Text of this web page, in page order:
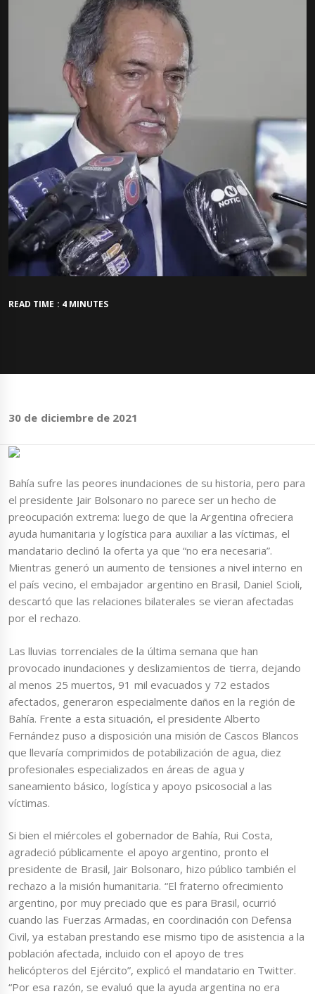
READ TIME : 4 MINUTES
30 de diciembre de 2021
Bahía sufre las peores inundaciones de su historia, pero para
el presidente Jair Bolsonaro no parece ser un hecho de
preocupación extrema: luego de que la Argentina ofreciera
ayuda humanitaria y logística para auxiliar a las víctimas, el
mandatario declinó la oferta ya que “no era necesaria”.
Mientras generó un aumento de tensiones a nivel interno en
el país vecino, el embajador argentino en Brasil, Daniel Scioli,
descartó que las relaciones bilaterales se vieran afectadas
por el rechazo.
Las lluvias torrenciales de la última semana que han
provocado inundaciones y deslizamientos de tierra, dejando
al menos 25 muertos, 91 mil evacuados y 72 estados
afectados, generaron especialmente daños en la región de
Bahía. Frente a esta situación, el presidente Alberto
Fernández puso a disposición una misión de Cascos Blancos
que llevaría comprimidos de potabilización de agua, diez
profesionales especializados en áreas de agua y
saneamiento básico, logística y apoyo psicosocial a las
víctimas.
Si bien el miércoles el gobernador de Bahía, Rui Costa,
agradeció públicamente el apoyo argentino, pronto el
presidente de Brasil, Jair Bolsonaro, hizo público también el
rechazo a la misión humanitaria. “El fraterno ofrecimiento
argentino, por muy preciado que es para Brasil, ocurrió
cuando las Fuerzas Armadas, en coordinación con Defensa
Civil, ya estaban prestando ese mismo tipo de asistencia a la
población afectada, incluido con el apoyo de tres
helicópteros del Ejército”, explicó el mandatario en Twitter.
“Por esa razón, se evaluó que la ayuda argentina no era